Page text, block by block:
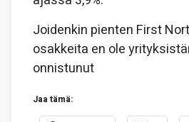
Joidenkin pienten First
osakkeita en ole
onnistunut
Jaa tämä: